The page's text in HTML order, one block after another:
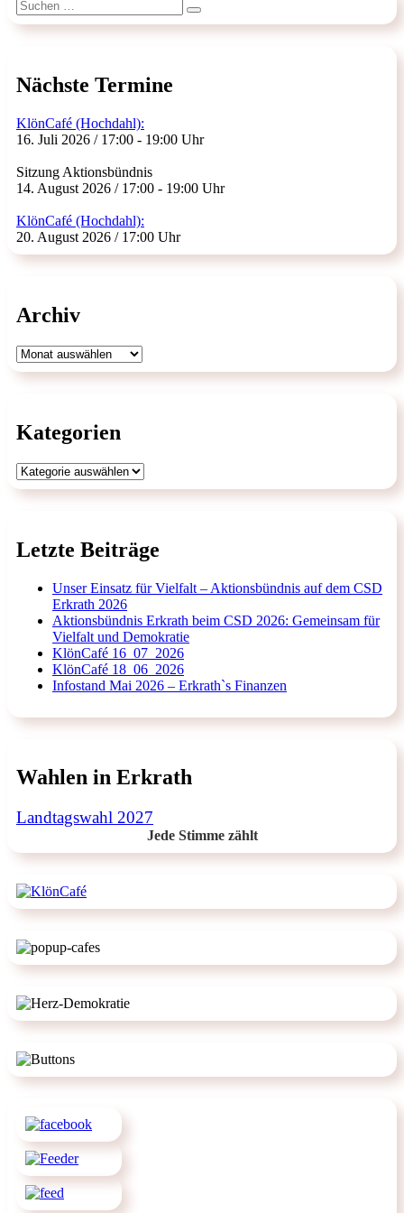
Suchen
nach:
Suchen
Nächste Termine
KlönCafé (Hochdahl):
16. Juli 2026 / 17:00 - 19:00 Uhr
Sitzung Aktionsbündnis
14. August 2026 / 17:00 - 19:00 Uhr
KlönCafé (Hochdahl):
20. August 2026 / 17:00 Uhr
Archiv
Archiv
Kategorien
Kategorien
Letzte Beiträge
Unser Einsatz für Vielfalt – Aktionsbündnis auf dem CSD
Erkrath 2026
Aktionsbündnis Erkrath beim CSD 2026: Gemeinsam für
Vielfalt und Demokratie
KlönCafé 16_07_2026
KlönCafé 18_06_2026
Infostand Mai 2026 – Erkrath`s Finanzen
Wahlen in Erkrath
Landtagswahl 2027
Jede Stimme zählt